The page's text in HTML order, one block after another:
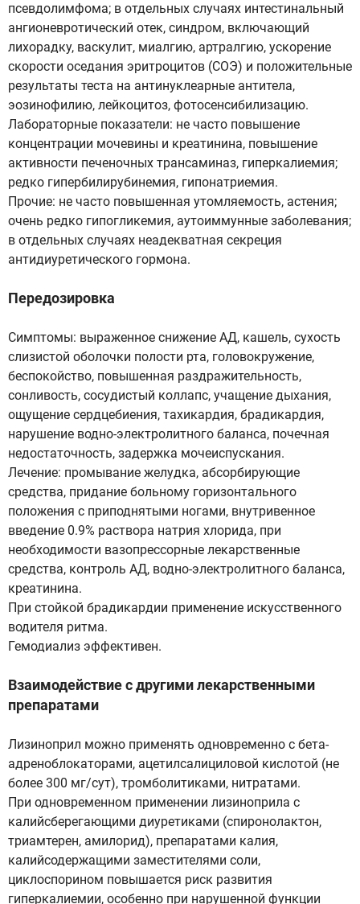
псевдолимфома; в отдельных случаях интестинальный
ангионевротический отек, синдром, включающий
лихорадку, васкулит, миалгию, артралгию, ускорение
скорости оседания эритроцитов (СОЭ) и положительные
результаты теста на антинуклеарные антитела,
эозинофилию, лейкоцитоз, фотосенсибилизацию.
Лабораторные показатели: не часто повышение
концентрации мочевины и креатинина, повышение
активности печеночных трансаминаз, гиперкалиемия;
редко гипербилирубинемия, гипонатриемия.
Прочие: не часто повышенная утомляемость, астения;
очень редко гипогликемия, аутоиммунные заболевания;
в отдельных случаях неадекватная секреция
антидиуретического гормона.
Передозировка
Симптомы: выраженное снижение АД, кашель, сухость
слизистой оболочки полости рта, головокружение,
беспокойство, повышенная раздражительность,
сонливость, сосудистый коллапс, учащение дыхания,
ощущение сердцебиения, тахикардия, брадикардия,
нарушение водно-электролитного баланса, почечная
недостаточность, задержка мочеиспускания.
Лечение: промывание желудка, абсорбирующие
средства, придание больному горизонтального
положения с приподнятыми ногами, внутривенное
введение 0.9% раствора натрия хлорида, при
необходимости вазопрессорные лекарственные
средства, контроль АД, водно-электролитного баланса,
креатинина.
При стойкой брадикардии применение искусственного
водителя ритма.
Гемодиализ эффективен.
Взаимодействие с другими лекарственными
препаратами
Лизиноприл можно применять одновременно с бета-
адреноблокаторами, ацетилсалициловой кислотой (не
более 300 мг/сут), тромболитиками, нитратами.
При одновременном применении лизиноприла с
калийсберегающими диуретиками (спиронолактон,
триамтерен, амилорид), препаратами калия,
калийсодержащими заместителями соли,
циклоспорином повышается риск развития
гиперкалиемии, особенно при нарушенной функции